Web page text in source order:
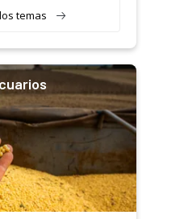
temas